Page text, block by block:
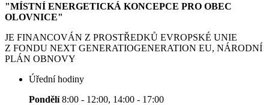
"MÍSTNÍ ENERGETICKÁ KONCEPCE PRO OBEC
OLOVNICE"
JE FINANCOVÁN Z PROSTŘEDKŮ EVROPSKÉ UNIE
Z FONDU NEXT GENERATIOGENERATION EU, NÁRODNÍ
PLÁN OBNOVY
Úřední hodiny
Pondělí8:00 - 12:00, 14:00 - 17:00